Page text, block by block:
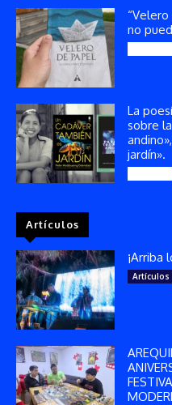
no
La
sobre
jardín».
Artículos
¡Arriba
Artículos